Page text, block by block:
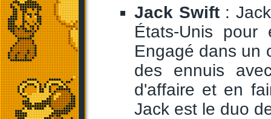
Jack Swift: Jack
États-Unis
Engagé dans un
des ennuis
d'affaire et en
Jack est le duo